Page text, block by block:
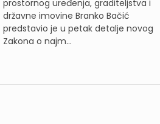
prostornog uređenja, graditeljstva i
državne imovine Branko Bačić
predstavio je u petak detalje novog
Zakona o najm...